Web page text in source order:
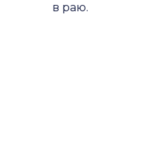
в раю.